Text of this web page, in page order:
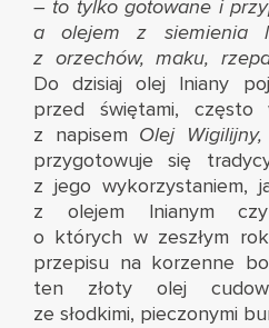
– to tylko gotowane i
a olejem z siemienia
z orzechów, maku,
Do dzisiaj olej lniany
przed świętami, często
z napisem Olej Wigilijny,
przygotowuje się
z jego wykorzystaniem,
z olejem lnianym
o których w zeszłym
przepisu na korzenne
ten złoty olej
ze słodkimi, pieczonymi